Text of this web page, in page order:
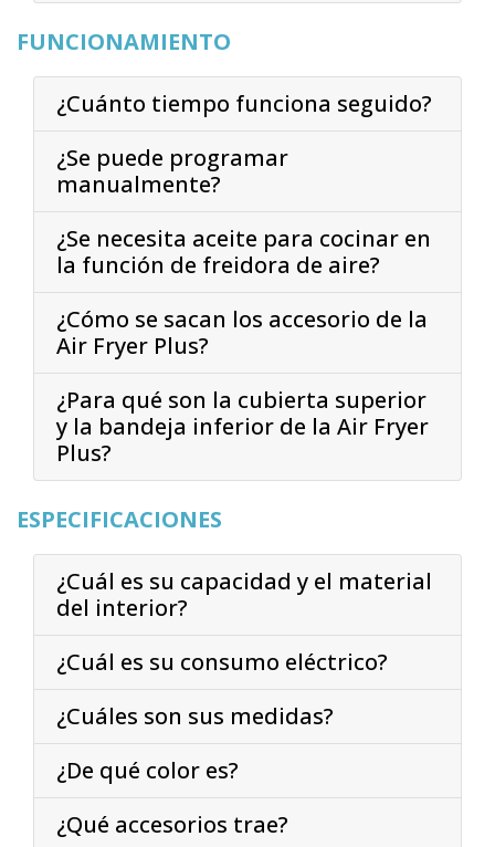
FUNCIONAMIENTO
¿Cuánto tiempo funciona seguido?
¿Se puede programar
manualmente?
¿Se necesita aceite para cocinar en
la función de freidora de aire?
¿Cómo se sacan los accesorio de la
Air Fryer Plus?
¿Para qué son la cubierta superior
y la bandeja inferior de la Air Fryer
Plus?
ESPECIFICACIONES
¿Cuál es su capacidad y el material
del interior?
¿Cuál es su consumo eléctrico?
¿Cuáles son sus medidas?
¿De qué color es?
¿Qué accesorios trae?